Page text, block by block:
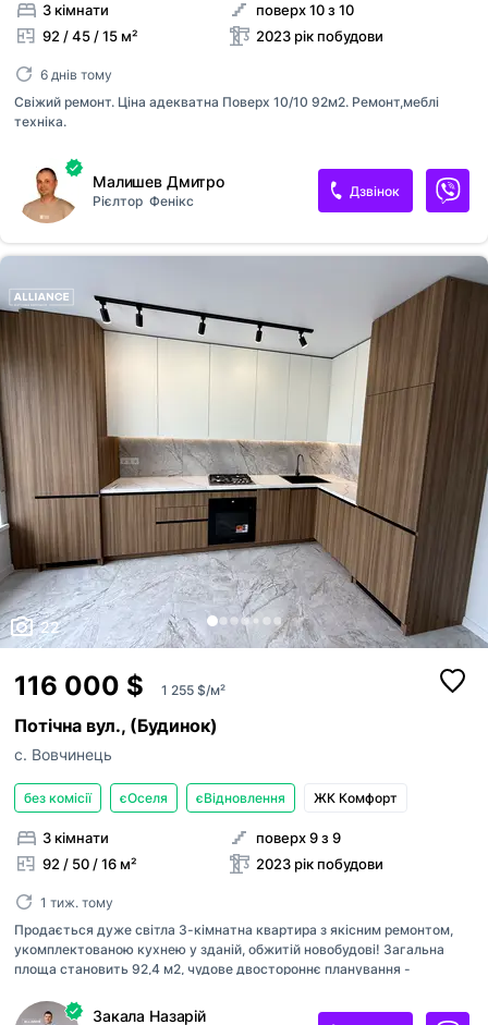
3 кімнати
92 / 45 / 15 м²
поверх 10 з 10
2023 рік побудови
6 днів тому
Свіжий ремонт. Ціна адекватна Поверх 10/10 92м2. Ремонт,меблі
техніка.
Малишев Дмитро
Рієлтор Фенікс
Дзвінок
22
116 000 $ 1 255 $/м²
Потічна вул., (Будинок)
с. Вовчинець
без комісії єОселя єВідновлення ЖК Комфорт
3 кімнати
92 / 50 / 16 м²
поверх 9 з 9
2023 рік побудови
1 тиж. тому
Продається дуже світла 3-кімнатна квартира з якісним ремонтом,
укомплектованою кухнею у зданій, обжитій новобудові! Загальна
площа становить 92,4 м2, чудове двостороннє планування -
краєвидом на Вовчинецькі гори. ІНДИВІДУАЛЬНЕ ГАЗОВЕ ОПАЛЕННЯ!
Закала Назарій